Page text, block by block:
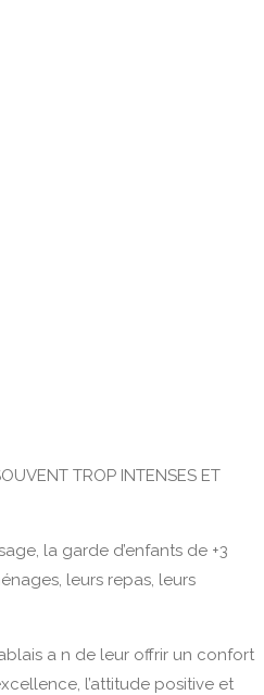
TROP INTENSES ET
la garde d’enfants de +3
leurs repas, leurs
a n de leur offrir un confort
l’attitude positive et